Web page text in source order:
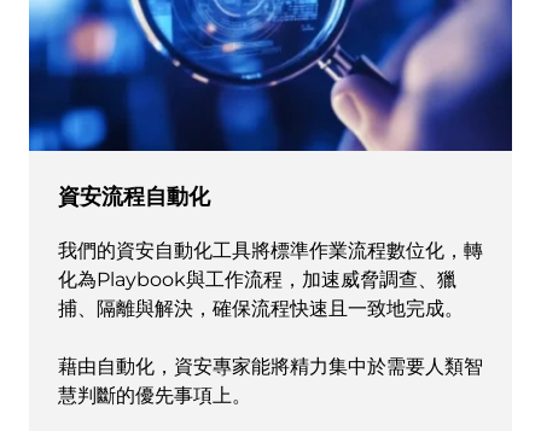
資安流程自動化
我們的資安自動化工具將標準作業流程數位化，轉
化為Playbook與工作流程，加速威脅調查、獵
捕、隔離與解決，確保流程快速且一致地完成。
藉由自動化，資安專家能將精力集中於需要人類智
慧判斷的優先事項上。